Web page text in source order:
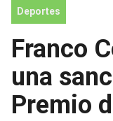
Deportes
Franco
una
Premio